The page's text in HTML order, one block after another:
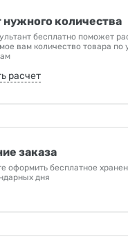
нужного количества
бесплатно поможет
вам количество товара по
расчет
заказа
оформить бесплатное
дня